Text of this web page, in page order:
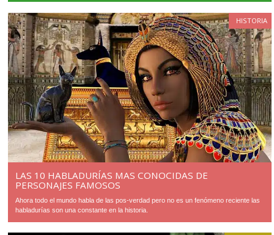
HISTORIA
LAS 10 HABLADURÍAS MAS CONOCIDAS DE
PERSONAJES FAMOSOS
Ahora todo el mundo habla de las pos-verdad pero no es un fenómeno reciente las
habladurías son una constante en la historia.